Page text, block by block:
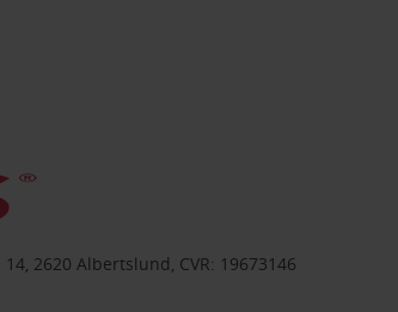
2620 Albertslund, CVR: 19673146